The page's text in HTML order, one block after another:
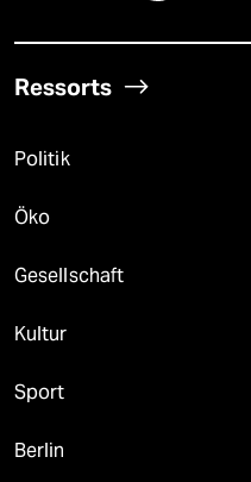
Ressorts
Politik
Öko
Gesellschaft
Kultur
Sport
Berlin